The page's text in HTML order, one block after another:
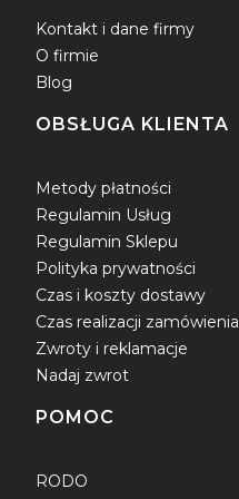
Kontakt i dane firmy
O firmie
Blog
OBSŁUGA KLIENTA
Metody płatności
Regulamin Usług
Regulamin Sklepu
Polityka prywatności
Czas i koszty dostawy
Czas realizacji zamówienia
Zwroty i reklamacje
Nadaj zwrot
POMOC
RODO